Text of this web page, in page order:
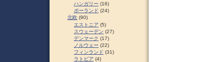
ハンガリー (16)
ポーランド (24)
北欧 (90)
エストニア (5)
スウェーデン (27)
デンマーク (17)
ノルウェー (22)
フィンランド (31)
ラトビア (4)